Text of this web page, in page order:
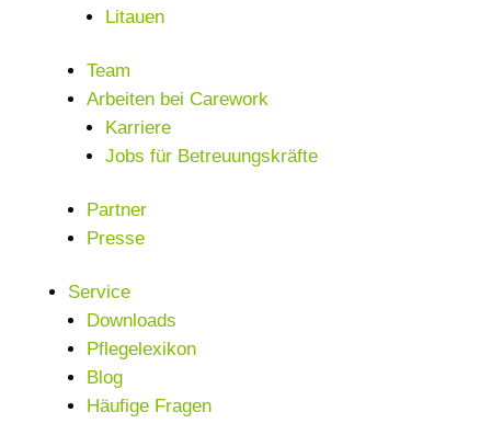
Litauen
Team
Arbeiten bei Carework
Karriere
Jobs für Betreuungskräfte
Partner
Presse
Service
Downloads
Pflegelexikon
Blog
Häufige Fragen